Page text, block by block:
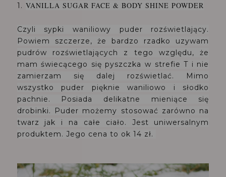
1.VANILLA SUGAR FACE & BODY SHINE POWDER
Czyli sypki waniliowy puder rozświetlający.
Powiem szczerze, że bardzo rzadko uzywam
pudrów rozświetlających z tego względu, że
mam świecącego się pyszczka w strefie T i nie
zamierzam się dalej rozświetlać. Mimo
wszystko puder pięknie waniliowo i słodko
pachnie. Posiada delikatne mieniące się
drobinki. Puder możemy stosować zarówno na
twarz jak i na całe ciało. Jest uniwersalnym
produktem. Jego cena to ok 14 zł.